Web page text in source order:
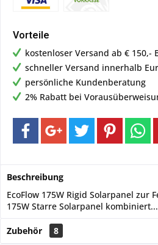
Vorteile
kostenloser Versand ab € 150,-
schneller Versand innerhalb
persönliche Kundenberatung
2% Rabatt bei
Beschreibung
EcoFlow 175W Rigid Solarpanel zur
175W Starre Solarpanel kombiniert...
Zubehör 8